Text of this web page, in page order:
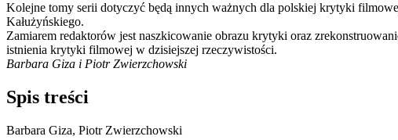
Kolejne tomy serii dotyczyć będą innych ważnych dla polskiej krytyki
Kałużyńskiego.
Zamiarem redaktorów jest naszkicowanie obrazu krytyki oraz
istnienia krytyki filmowej w dzisiejszej rzeczywistości.
Barbara Giza i Piotr Zwierzchowski
Spis treści
Barbara Giza, Piotr Zwierzchowski